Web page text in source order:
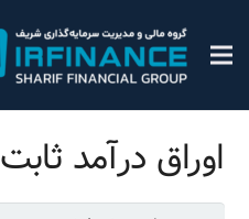
اوراق درآمد ثابت